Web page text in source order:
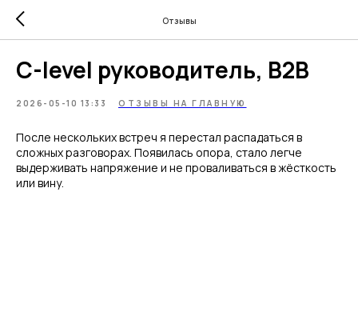
Отзывы
C-level руководитель, B2B
2026-05-10 13:33 ОТЗЫВЫ НА ГЛАВНУЮ
После нескольких встреч я перестал распадаться в
сложных разговорах. Появилась опора, стало легче
выдерживать напряжение и не проваливаться в жёсткость
или вину.